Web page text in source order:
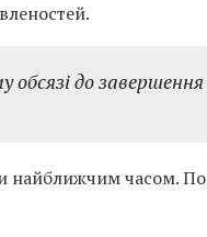
до завершення
найближчим часом.